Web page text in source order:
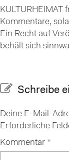
KULTURHEIMAT
Kommentare,
Ein Recht auf
behält sich
Schreibe
Deine E-Mail-
Erforderliche
Kommentar *